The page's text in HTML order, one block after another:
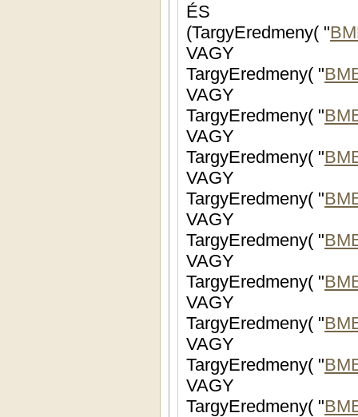
ÉS
(TargyEredmeny( "
VAGY
TargyEredmeny( "
VAGY
TargyEredmeny( "
VAGY
TargyEredmeny( "
VAGY
TargyEredmeny( "
VAGY
TargyEredmeny( "
VAGY
TargyEredmeny( "
VAGY
TargyEredmeny( "
VAGY
TargyEredmeny( "
VAGY
TargyEredmeny( "